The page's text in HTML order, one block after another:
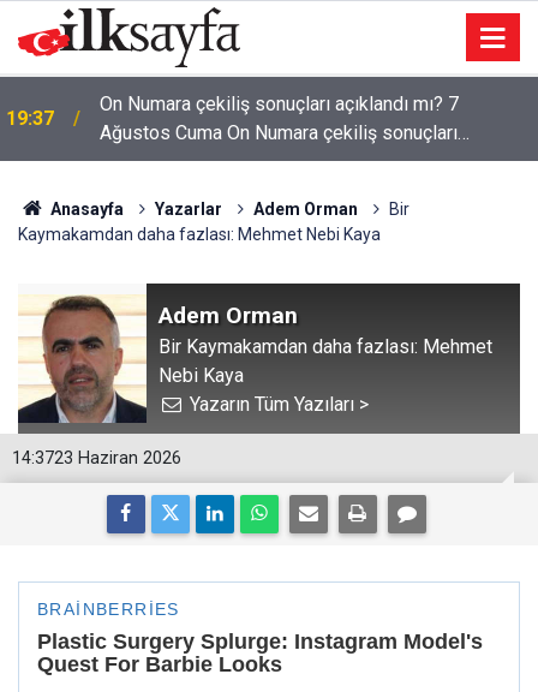
19:37
On Numara çekiliş sonuçları açıklandı mı? 7
Ağustos Cuma On Numara çekiliş sonuçları
açıklandı mı?
Anasayfa Yazarlar Adem Orman
Bir
Kaymakamdan daha fazlası: Mehmet Nebi Kaya
Adem Orman
Bir Kaymakamdan daha fazlası: Mehmet
Nebi Kaya
Yazarın Tüm Yazıları >
14:3723 Haziran 2026